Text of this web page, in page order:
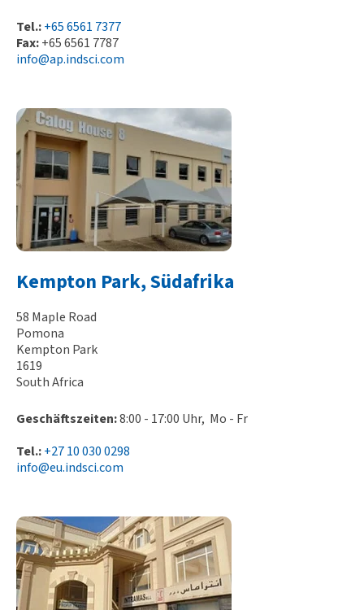
Tel.:+65 6561 7377
Fax:+65 6561 7787
info@ap.indsci.com
Kempton Park, Südafrika
58 Maple Road
Pomona
Kempton Park
1619
South Africa
Geschäftszeiten:8:00 - 17:00 Uhr, Mo - Fr
Tel.:+27 10 030 0298
info@eu.indsci.com